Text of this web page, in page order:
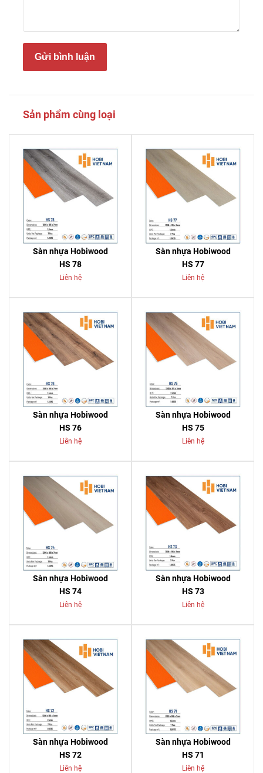
Gửi bình luận
Sản phẩm cùng loại
Sàn nhựa Hobiwood
HS 78
Liên hệ
Sàn nhựa Hobiwood
HS 77
Liên hệ
Sàn nhựa Hobiwood
HS 76
Liên hệ
Sàn nhựa Hobiwood
HS 75
Liên hệ
Sàn nhựa Hobiwood
HS 74
Liên hệ
Sàn nhựa Hobiwood
HS 73
Liên hệ
Sàn nhựa Hobiwood
HS 72
Liên hệ
Sàn nhựa Hobiwood
HS 71
Liên hệ